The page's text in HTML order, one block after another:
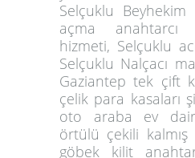
Selçuklu
açma anahtarcı
hizmeti, Selçuklu
Selçuklu Nalçacı
Gaziantep tek çift
çelik para kasaları
oto araba ev
örtülü çekili kalmış
göbek kilit